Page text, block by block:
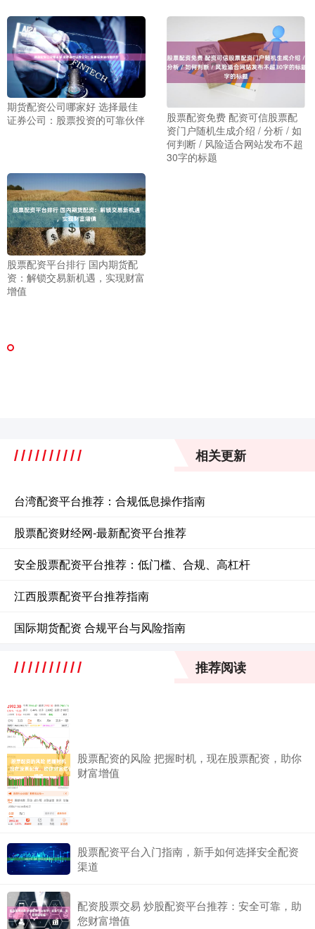
期货配资公司哪家好 选择最佳
证券公司：股票投资的可靠伙伴
股票配资免费 配资可信股票配
资门户随机生成介绍 / 分析 / 如
何判断 / 风险适合网站发布不超
30字的标题
股票配资平台排行 国内期货配
资：解锁交易新机遇，实现财富
增值
相关更新
台湾配资平台推荐：合规低息操作指南
股票配资财经网-最新配资平台推荐
安全股票配资平台推荐：低门槛、合规、高杠杆
江西股票配资平台推荐指南
国际期货配资 合规平台与风险指南
推荐阅读
股票配资的风险 把握时机，现在股票配资，助你
财富增值
股票配资平台入门指南，新手如何选择安全配资
渠道
配资股票交易 炒股配资平台推荐：安全可靠，助
您财富增值